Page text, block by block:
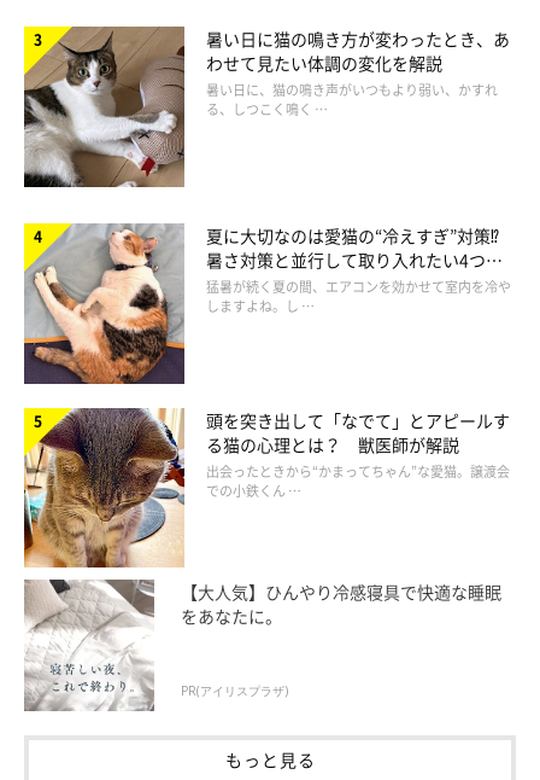
心配しなくてよいケースと注意したい様子
暑い日に猫の鳴き方が変わったとき、あ
わせて見たい体調の変化を解説
暑い日に、猫の鳴き声がいつもより弱い、かすれ
る、しつこく鳴く …
夏に大切なのは愛猫の“冷えすぎ”対策⁉
暑さ対策と並行して取り入れたい4つの
工夫
猛暑が続く夏の間、エアコンを効かせて室内を冷や
しますよね。し …
頭を突き出して「なでて」とアピールす
る猫の心理とは？ 獣医師が解説
出会ったときから“かまってちゃん”な愛猫。譲渡会
での小鉄くん …
【大人気】ひんやり冷感寝具で快適な睡眠
をあなたに。
PR(アイリスプラザ)
もっと見る